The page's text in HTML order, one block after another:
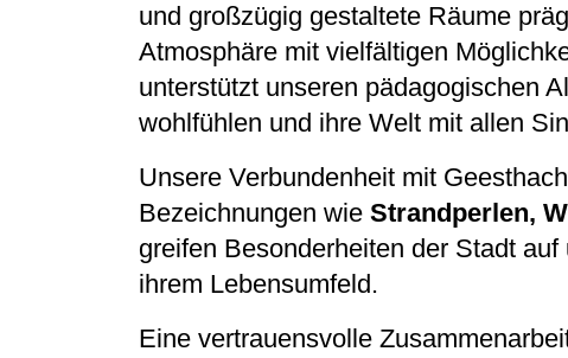
und großzügig gestaltete Räume
Atmosphäre mit vielfältigen
unterstützt unseren pädagogischen
wohlfühlen und ihre Welt mit allen
Unsere Verbundenheit mit
Bezeichnungen wie Strandperlen,
greifen Besonderheiten der Stadt
ihrem Lebensumfeld.
Eine vertrauensvolle